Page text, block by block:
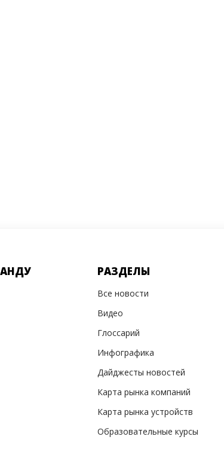
РАЗДЕЛЫ
Все новости
Видео
Глоссарий
Инфографика
Дайджесты новостей
Карта рынка компаний
Карта рынка устройств
Образовательные курсы